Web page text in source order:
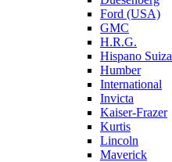
Ford (USA)
GMC
H.R.G.
Hispano Suiza
Humber
International
Invicta
Kaiser-Frazer
Kurtis
Lincoln
Maverick